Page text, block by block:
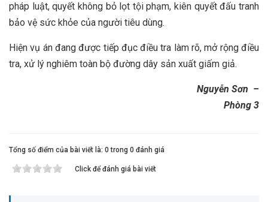
pháp luật, quyết không bỏ lọt tội phạm, kiên quyết đấu tranh
bảo vệ sức khỏe của người tiêu dùng.
Hiện vụ án đang được tiếp đục điều tra làm rõ, mở rộng điều
tra, xử lý nghiêm toàn bộ đường dây sản xuất giấm giả.
Nguyễn Sơn –
Phòng 3
Tổng số điểm của bài viết là: 0 trong 0 đánh giá
Click để đánh giá bài viết